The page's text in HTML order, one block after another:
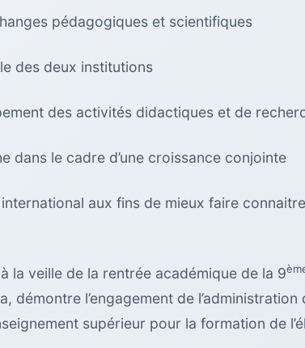
pédagogiques et scientifiques
des deux institutions
des activités didactiques et de
dans le cadre d’une croissance conjointe
aux fins de mieux faire
la veille de la rentrée académique de la 9
démontre l’engagement de l’administration
supérieur pour la formation de